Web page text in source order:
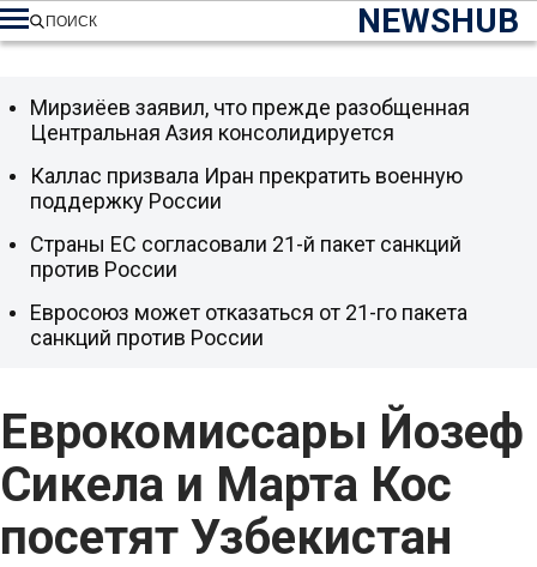
NEWSHUB
ПОИСК
Еврокомиссары Йозеф
Сикела и Марта Кос
посетят Узбекистан
Мирзиёев заявил, что прежде разобщенная
Центральная Азия консолидируется
Каллас призвала Иран прекратить военную
поддержку России
Страны ЕС согласовали 21-й пакет санкций
против России
Евросоюз может отказаться от 21-го пакета
санкций против России